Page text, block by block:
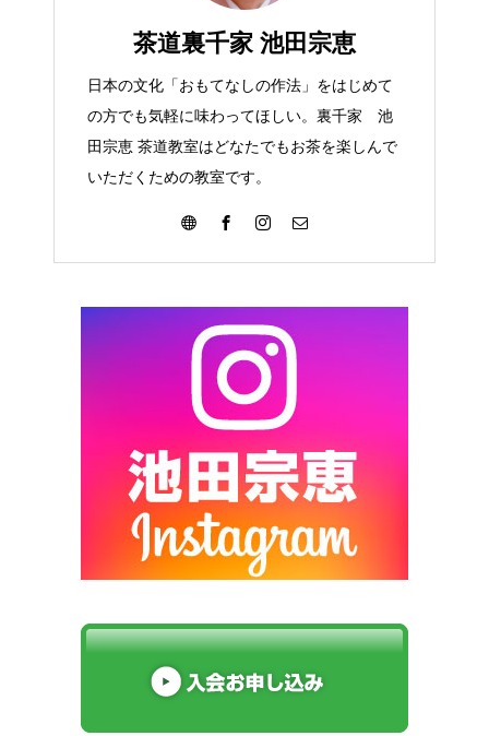
茶道裏千家 池田宗恵
日本の文化「おもてなしの作法」をはじめて
の方でも気軽に味わってほしい。裏千家 池
田宗恵 茶道教室はどなたでもお茶を楽しんで
いただくための教室です。